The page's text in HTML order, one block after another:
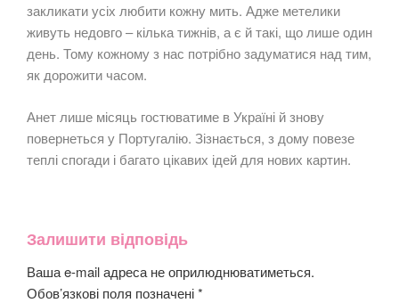
закликати усіх любити кожну мить. Адже метелики
живуть недовго – кілька тижнів, а є й такі, що лише один
день. Тому кожному з нас потрібно задуматися над тим,
як дорожити часом.
Анет лише місяць гостюватиме в Україні й знову
повернеться у Португалію. Зізнається, з дому повезе
теплі спогади і багато цікавих ідей для нових картин.
Залишити відповідь
Ваша e-mail адреса не оприлюднюватиметься.
Обов’язкові поля позначені*